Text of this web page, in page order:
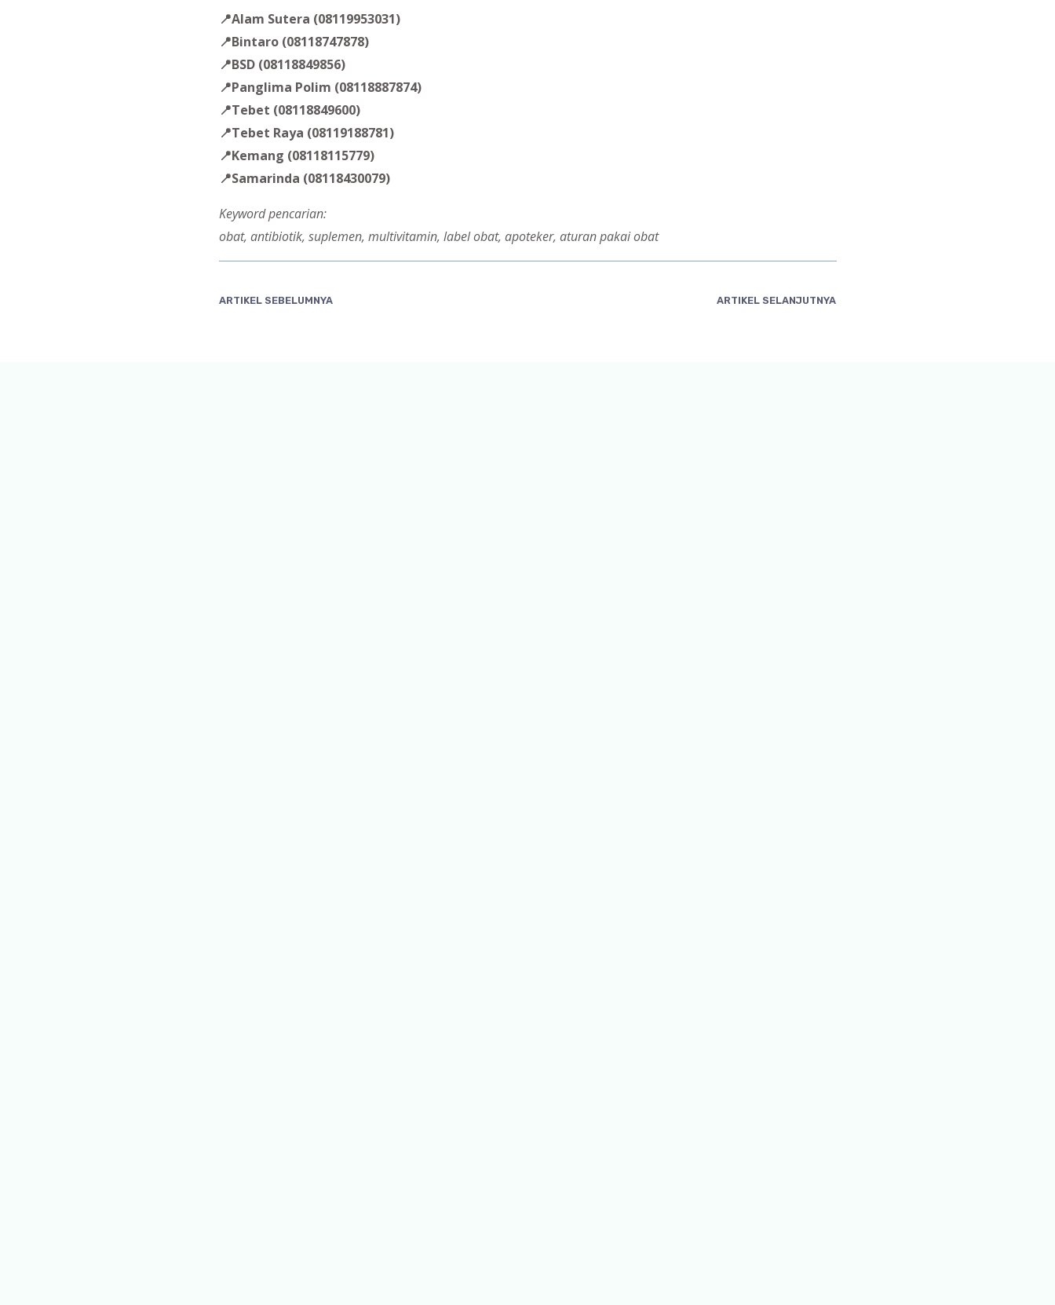
📍Alam Sutera (08119953031)
📍Bintaro (08118747878)
📍BSD (08118849856)
📍Panglima Polim (08118887874)
📍Tebet (08118849600)
📍Tebet Raya (08119188781)
📍Kemang (08118115779)
📍Samarinda (08118430079)
Keyword pencarian:
obat, antibiotik, suplemen, multivitamin, label obat, apoteker, aturan pakai obat
ARTIKEL SEBELUMNYA ARTIKEL SELANJUTNYA